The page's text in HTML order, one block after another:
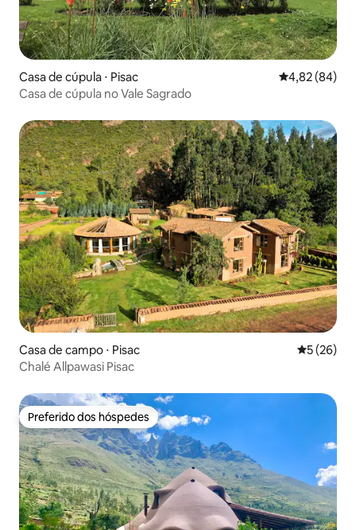
Casa de cúpula ⋅ Pisac 4,82 de uma
4,82 (84)
Casa de cúpula no Vale Sagrado
Casa de campo ⋅ Pisac 5 de uma
5 (26)
Chalé Allpawasi Pisac
Preferido dos hóspedes
Preferido dos hóspedes